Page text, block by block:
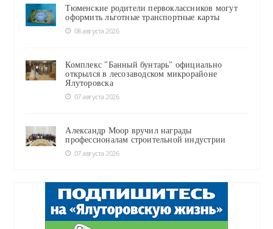
Тюменские родители первоклассников могут
оформить льготные транспортные карты
08 августа 2026
Комплекс "Банный бунтарь" официально
открылся в лесозаводском микрорайоне
Ялуторовска
07 августа 2026
Александр Моор вручил награды
профессионалам строительной индустрии
07 августа 2026